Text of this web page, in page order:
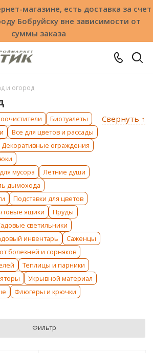
магазине, есть доставка за счет
Бобруйску вне зависимости от
суммы заказа
и огород
Свернуть ↑
Биотуалеты
Все для цветов и рассады
Декоративные ограждения
мусора
Летние души
дымохода
Подставки для цветов
ящики
Пруды
светильники
инвентарь
Саженцы
болезней и сорняков
Теплицы и парники
Укрывной материал
Флюгеры и крючки
Фильтр